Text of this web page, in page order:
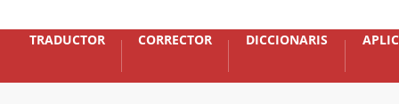
TRADUCTOR CORRECTOR DICCIONARIS